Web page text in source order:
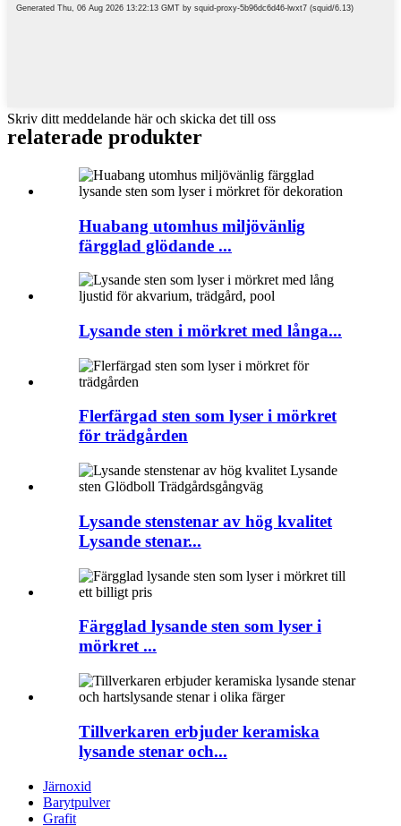
Skriv ditt meddelande här och skicka det till oss
relaterade produkter
Huabang utomhus miljövänlig
färgglad glödande ...
Lysande sten i mörkret med långa...
Flerfärgad sten som lyser i mörkret
för trädgården
Lysande stenstenar av hög kvalitet
Lysande stenar...
Färgglad lysande sten som lyser i
mörkret ...
Tillverkaren erbjuder keramiska
lysande stenar och...
Järnoxid
Barytpulver
Grafit